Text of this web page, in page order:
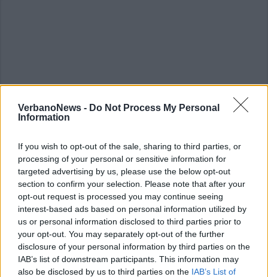
VerbanoNews - Do Not Process My Personal
Information
If you wish to opt-out of the sale, sharing to third parties, or
processing of your personal or sensitive information for
targeted advertising by us, please use the below opt-out
section to confirm your selection. Please note that after your
opt-out request is processed you may continue seeing
interest-based ads based on personal information utilized by
us or personal information disclosed to third parties prior to
your opt-out. You may separately opt-out of the further
disclosure of your personal information by third parties on the
IAB’s list of downstream participants. This information may
also be disclosed by us to third parties on the IAB’s List of